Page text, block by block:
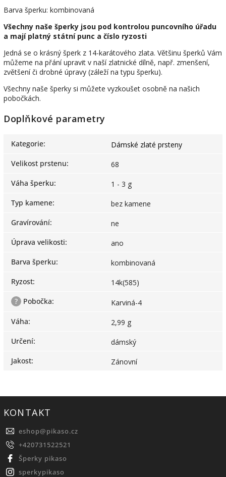
Barva šperku: kombinovaná
Všechny naše šperky jsou pod kontrolou puncovního úřadu
a mají platný státní punc a číslo ryzosti
Jedná se o krásný šperk z 14-karátového zlata. Většinu šperků Vám
můžeme na přání upravit v naší zlatnické dílně, např. zmenšení,
zvětšení či drobné úpravy (záleží na typu šperku).
Všechny naše šperky si můžete vyzkoušet osobně na našich
pobočkách.
Doplňkové parametry
Kategorie:
Dámské zlaté prsteny
Velikost prstenu:
68
Váha šperku:
1 - 3 g
Typ kamene:
bez kamene
Gravírování:
ne
Úprava velikosti:
ano
Barva šperku:
kombinovaná
Ryzost:
14k(585)
?
Pobočka:
Karviná-4
Váha:
2,99 g
Určení:
dámský
Jakost: Zánovní
KONTAKT
eshop@pikaso.cz
+420731522521
Šperky pikaso
sperkypikaso